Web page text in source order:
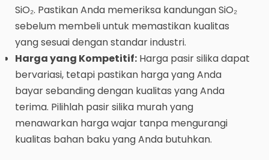
SiO₂. Pastikan Anda memeriksa kandungan SiO₂
sebelum membeli untuk memastikan kualitas
yang sesuai dengan standar industri.
Harga yang Kompetitif:Harga pasir silika dapat
bervariasi, tetapi pastikan harga yang Anda
bayar sebanding dengan kualitas yang Anda
terima. Pilihlah pasir silika murah yang
menawarkan harga wajar tanpa mengurangi
kualitas bahan baku yang Anda butuhkan.